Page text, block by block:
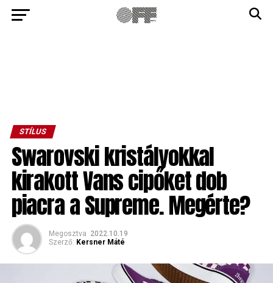
STÍLUS
Swarovski kristályokkal
kirakott Vans cipőket dob
piacra a Supreme. Megérte?
Megosztva 2022.10.19
Szerző: Kersner Máté